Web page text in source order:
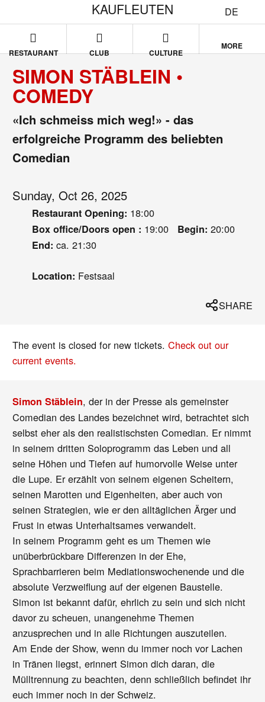
DE
KAUFLEUTEN
RESTAURANT CLUB CULTURE
MORE
SIMON STÄBLEIN •
COMEDY
«Ich schmeiss mich weg!» - das
erfolgreiche Programm des beliebten
Comedian
Sunday, Oct 26, 2025
Restaurant Opening: 18:00
Box office/Doors open : 19:00 Begin: 20:00
End: ca. 21:30
Location: Festsaal
SHARE
The event is closed for new tickets.Check out our
current events.
Simon Stäblein, der in der Presse als gemeinster
Comedian des Landes bezeichnet wird, betrachtet sich
selbst eher als den realistischsten Comedian. Er nimmt
in seinem dritten Soloprogramm das Leben und all
seine Höhen und Tiefen auf humorvolle Weise unter
die Lupe. Er erzählt von seinem eigenen Scheitern,
seinen Marotten und Eigenheiten, aber auch von
seinen Strategien, wie er den alltäglichen Ärger und
Frust in etwas Unterhaltsames verwandelt.
In seinem Programm geht es um Themen wie
unüberbrückbare Differenzen in der Ehe,
Sprachbarrieren beim Mediationswochenende und die
absolute Verzweiflung auf der eigenen Baustelle.
Simon ist bekannt dafür, ehrlich zu sein und sich nicht
davor zu scheuen, unangenehme Themen
anzusprechen und in alle Richtungen auszuteilen.
Am Ende der Show, wenn du immer noch vor Lachen
in Tränen liegst, erinnert Simon dich daran, die
Mülltrennung zu beachten, denn schließlich befindet ihr
euch immer noch in der Schweiz.